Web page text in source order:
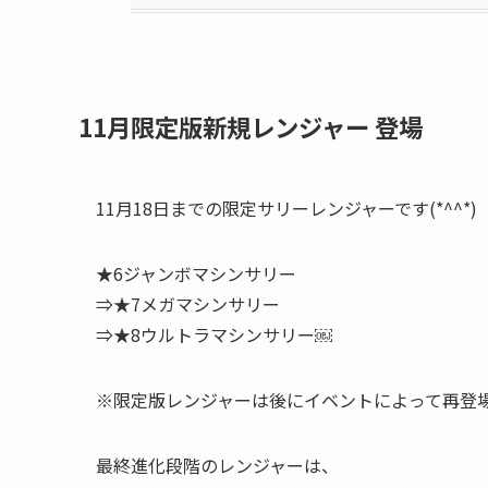
11月限定版新規レンジャー 登場
11月18日までの限定サリーレンジャーです(*^^*)
★6ジャンボマシンサリー
⇒★7メガマシンサリー
⇒★8ウルトラマシンサリー￼
※限定版レンジャーは後にイベントによって再登
最終進化段階のレンジャーは、